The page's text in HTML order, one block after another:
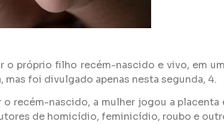
o próprio filho recém-nascido e vivo, em
foi divulgado apenas nesta segunda, 4.
recém-nascido, a mulher jogou a placenta
de homicídio, feminicídio, roubo e